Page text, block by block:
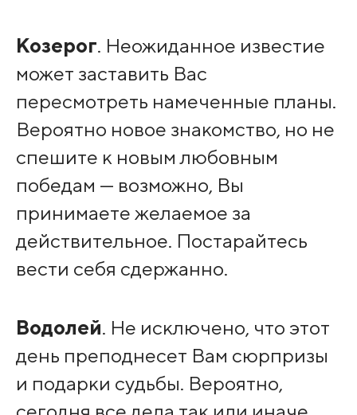
Козерог. Неожиданное известие
может заставить Вас
пересмотреть намеченные планы.
Вероятно новое знакомство, но не
спешите к новым любовным
победам — возможно, Вы
принимаете желаемое за
действительное. Постарайтесь
вести себя сдержанно.
Водолей. Не исключено, что этот
день преподнесет Вам сюрпризы
и подарки судьбы. Вероятно,